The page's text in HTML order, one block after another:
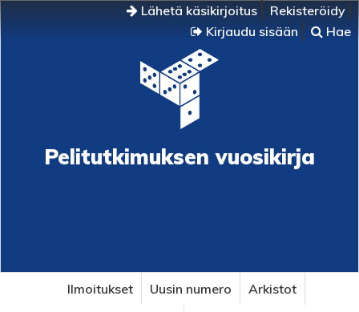
Lähetä käsikirjoitus
Rekisteröidy
Kirjaudu sisään
Hae
Pelitutkimuksen vuosikirja
Ilmoitukset Uusin numero
Arkistot